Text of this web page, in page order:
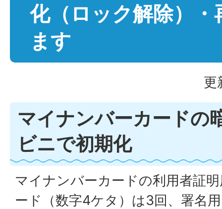
化（ロック解除）・
ます
更
マイナンバーカードの
ビニで初期化
マイナンバーカードの利用者証
ード（数字4ケタ）は3回、署名